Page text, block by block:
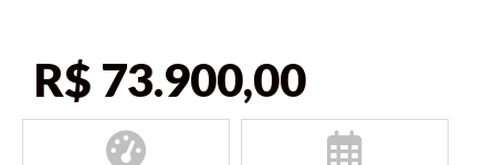
R$ 73.900,00